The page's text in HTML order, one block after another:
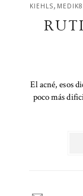
KIEHLS, MEDIK8
El acné, esos
poco más